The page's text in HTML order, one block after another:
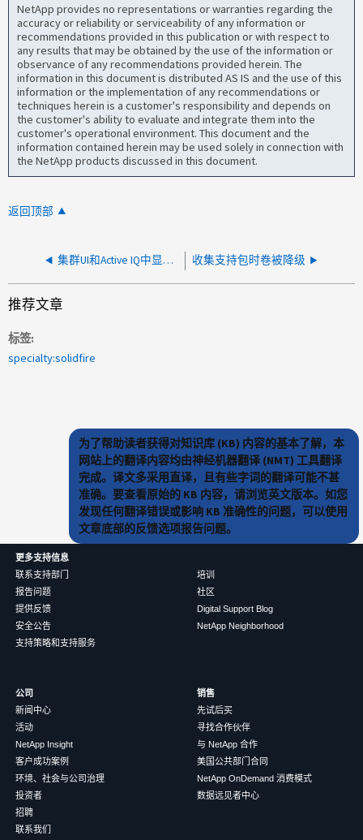
NetApp provides no representations or warranties regarding the
accuracy or reliability or serviceability of any information or
recommendations provided in this publication or with respect to
any results that may be obtained by the use of the information or
observance of any recommendations provided herein. The
information in this document is distributed AS IS and the use of this
information or the implementation of any recommendations or
techniques herein is a customer's responsibility and depends on
the customer's ability to evaluate and integrate them into the
customer's operational environment. This document and the
information contained herein may be used solely in connection with
the NetApp products discussed in this document.
返回顶部
集群UI和Active IQ中显示的卷大小大于预期 收集支持包时卷被降级
推荐文章
标签
specialty:solidfire
为了帮助读者获得对知识库 (KB) 内容的基本了解，本
网站上的翻译内容均由神经机器翻译 (NMT) 工具翻译
完成。译文多采用直译，且有些字词的翻译可能不甚
准确。要查看原始的 KB 内容，请浏览英文版本。如您
发现任何翻译错误或影响 KB 准确性的问题，可以使用
文章底部的反馈选项报告问题。
更多支持信息
联系支持部门
报告问题
提供反馈
安全公告
支持策略和支持服务
培训
社区
Digital Support Blog
NetApp Neighborhood
公司
新闻中心
活动
NetApp Insight
客户成功案例
环境、社会与公司治理
投资者
招聘
联系我们
销售
先试后买
寻找合作伙伴
与 NetApp 合作
美国公共部门合同
NetApp OnDemand 消费模式
数据远见者中心